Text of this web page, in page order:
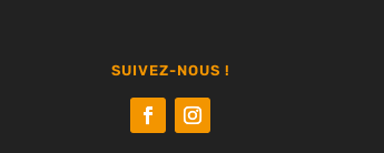
SUIVEZ-NOUS !